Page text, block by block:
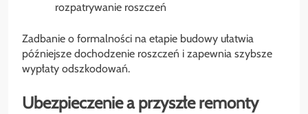
rozpatrywanie roszczeń
Zadbanie o formalności na etapie budowy ułatwia
późniejsze dochodzenie roszczeń i zapewnia szybsze
wypłaty odszkodowań.
Ubezpieczenie a przyszłe remonty